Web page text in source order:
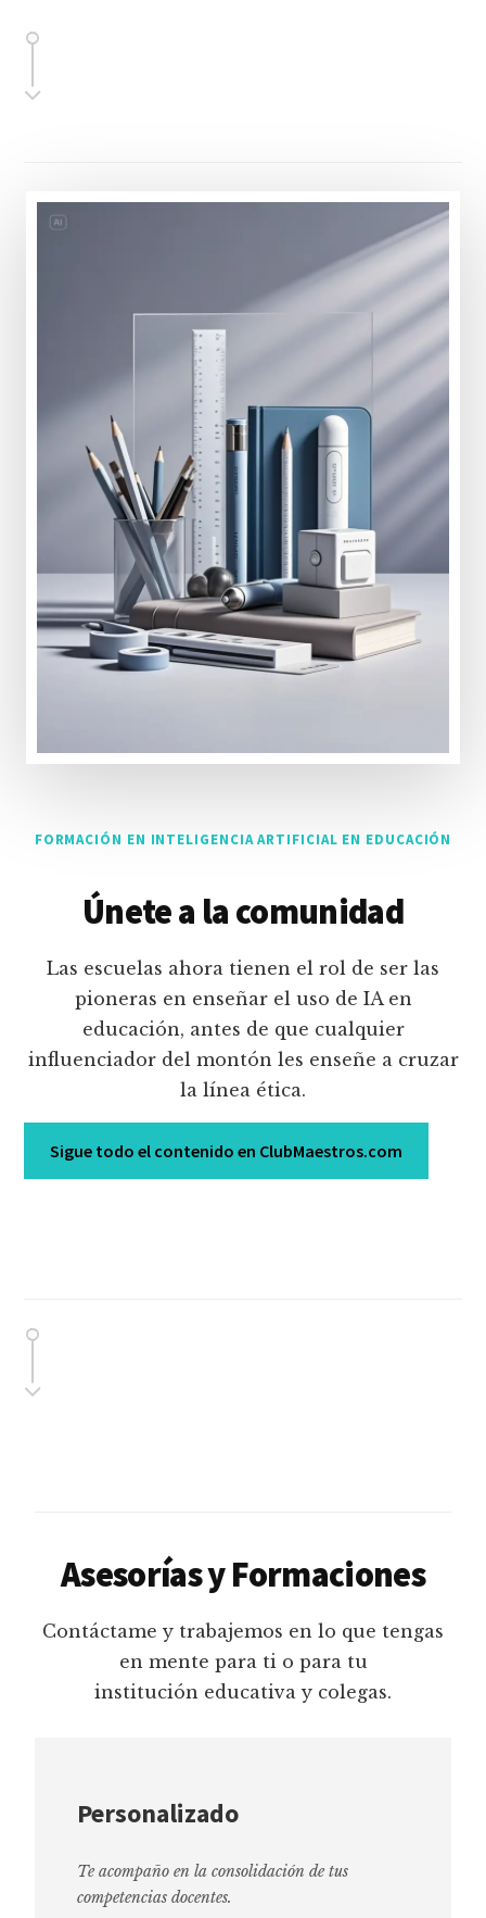
FORMACIÓN EN INTELIGENCIA ARTIFICIAL EN EDUCACIÓN
Únete a la comunidad
Las escuelas ahora tienen el rol de ser las
pioneras en enseñar el uso de IA en
educación, antes de que cualquier
influenciador del montón les enseñe a cruzar
la línea ética.
Sigue todo el contenido en ClubMaestros.com
Asesorías y Formaciones
Contáctame y trabajemos en lo que tengas
en mente para ti o para tu
institución educativa y colegas.
Personalizado
Te acompaño en la consolidación de tus
competencias docentes.